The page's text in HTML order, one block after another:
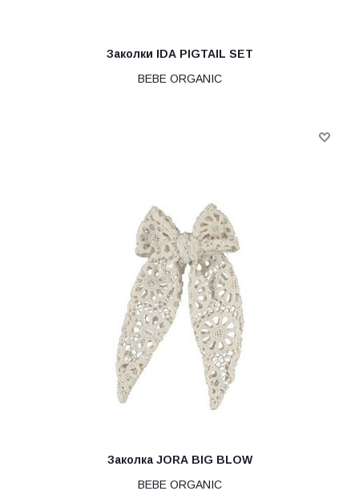
Заколки IDA PIGTAIL SET
BEBE ORGANIC
Заколка JORA BIG BLOW
BEBE ORGANIC